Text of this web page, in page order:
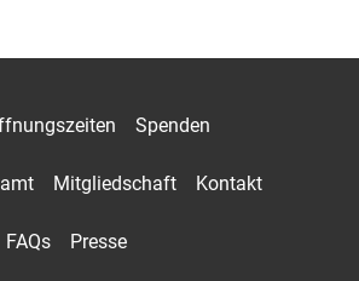
Spenden
Mitgliedschaft Kontakt
FAQs Presse